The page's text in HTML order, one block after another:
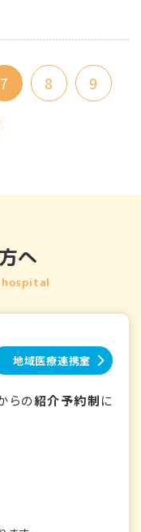
7 8
9
へ
地域医療連携室
らの紹介予約制に